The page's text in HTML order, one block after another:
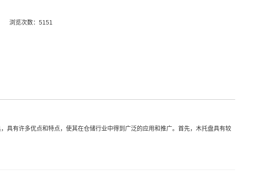
浏览次数：5151
具有许多优点和特点，使其在仓储行业中得到广泛的应用和推广。首先，木托盘具有较